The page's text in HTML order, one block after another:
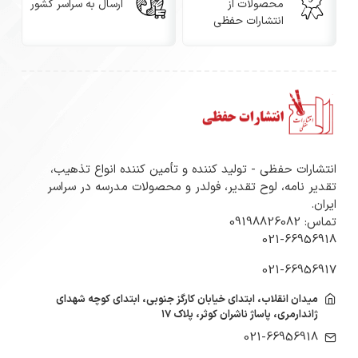
جنس: گلاسه مات مرغوب با چاپ باکیفیت
چاپ‌پذیری: مناسب برای پرینترهای لیزری و جوهرافشان A4
قابلیت نوشتار دستی: امکان خوشنویسی با قلم یا خودکار
بدون پخش شدن جوهر
مضامین طراحی: تصویری از مقام معظم رهبری، نقوش
کاربردها
تولید لوح‌های تقدیر ویژه مناسبت‌های انقلابی و مذهبی
محصولات از
انتشارات حفظی
ارسال به سراسر کشور
انتشارات حفظی - تولید کننده و تأمین کننده انواع تذهیب،
تقدیر نامه، لوح تقدیر، فولدر و محصولات مدرسه در سراسر
ایران.
تماس: 09198826082
021-66956918
021-66956917
میدان انقلاب، ابتدای خیابان کارگز جنوبی، ابتدای کوچه شهدای
ژاندارمری، پاساژ ناشران کوثر، پلاک ۱۷
021-66956918